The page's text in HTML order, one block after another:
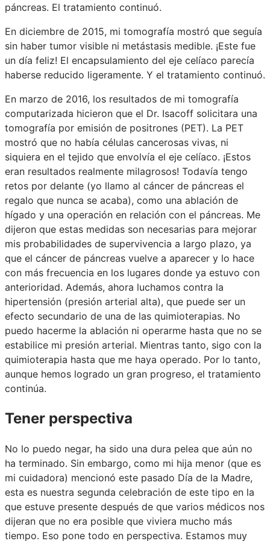
páncreas. El tratamiento continuó.
En diciembre de 2015, mi tomografía mostró que seguía
sin haber tumor visible ni metástasis medible. ¡Este fue
un día feliz! El encapsulamiento del eje celíaco parecía
haberse reducido ligeramente. Y el tratamiento continuó.
En marzo de 2016, los resultados de mi tomografía
computarizada hicieron que el Dr. Isacoff solicitara una
tomografía por emisión de positrones (PET). La PET
mostró que no había células cancerosas vivas, ni
siquiera en el tejido que envolvía el eje celíaco. ¡Estos
eran resultados realmente milagrosos! Todavía tengo
retos por delante (yo llamo al cáncer de páncreas el
regalo que nunca se acaba), como una ablación de
hígado y una operación en relación con el páncreas. Me
dijeron que estas medidas son necesarias para mejorar
mis probabilidades de supervivencia a largo plazo, ya
que el cáncer de páncreas vuelve a aparecer y lo hace
con más frecuencia en los lugares donde ya estuvo con
anterioridad. Además, ahora luchamos contra la
hipertensión (presión arterial alta), que puede ser un
efecto secundario de una de las quimioterapias. No
puedo hacerme la ablación ni operarme hasta que no se
estabilice mi presión arterial. Mientras tanto, sigo con la
quimioterapia hasta que me haya operado. Por lo tanto,
aunque hemos logrado un gran progreso, el tratamiento
continúa.
Tener perspectiva
No lo puedo negar, ha sido una dura pelea que aún no
ha terminado. Sin embargo, como mi hija menor (que es
mi cuidadora) mencionó este pasado Día de la Madre,
esta es nuestra segunda celebración de este tipo en la
que estuve presente después de que varios médicos nos
dijeran que no era posible que viviera mucho más
tiempo. Eso pone todo en perspectiva. Estamos muy